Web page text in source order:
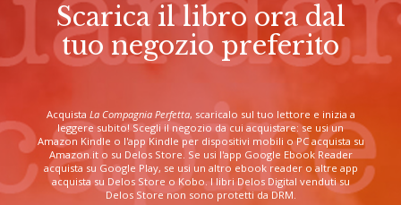
Scarica il libro ora dal
tuo negozio preferito
Acquista La Compagnia Perfetta, scaricalo sul tuo lettore e inizia a
leggere subito! Scegli il negozio da cui acquistare: se usi un
Amazon Kindle o l'app Kindle per dispositivi mobili o PC acquista su
Amazon.it o su Delos Store. Se usi l'app Google Ebook Reader
acquista su Google Play, se usi un altro ebook reader o altre app
acquista su Delos Store o Kobo. I libri Delos Digital venduti su
Delos Store non sono protetti da DRM.